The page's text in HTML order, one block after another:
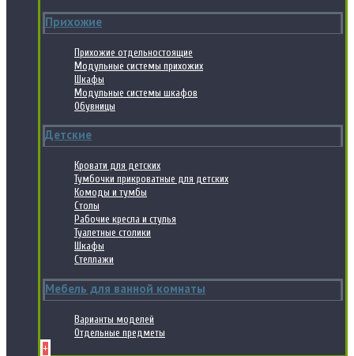
Прихожие
Прихожие отдельностоящие
Модульные системы прихожих
Шкафы
Модульные системы шкафов
Обувницы
Детские
Кровати для детских
Тумбочки прикроватные для детских
Комоды и тумбы
Столы
Рабочие кресла и стулья
Туалетные столики
Шкафы
Стеллажи
Мебель для ванной комнаты
Варианты моделей
Отдельные предметы
+